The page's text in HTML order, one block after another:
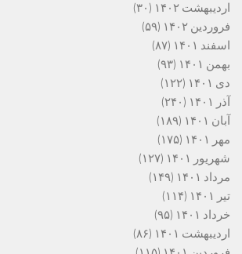
اردیبهشت ۱۴۰۲
(۳۰)
فروردین ۱۴۰۲
(۵۹)
اسفند ۱۴۰۱
(۸۷)
بهمن ۱۴۰۱
(۹۳)
دی ۱۴۰۱
(۱۲۲)
آذر ۱۴۰۱
(۲۴۰)
آبان ۱۴۰۱
(۱۸۹)
مهر ۱۴۰۱
(۱۷۵)
شهریور ۱۴۰۱
(۱۲۷)
مرداد ۱۴۰۱
(۱۴۹)
تیر ۱۴۰۱
(۱۱۴)
خرداد ۱۴۰۱
(۹۵)
اردیبهشت ۱۴۰۱
(۸۶)